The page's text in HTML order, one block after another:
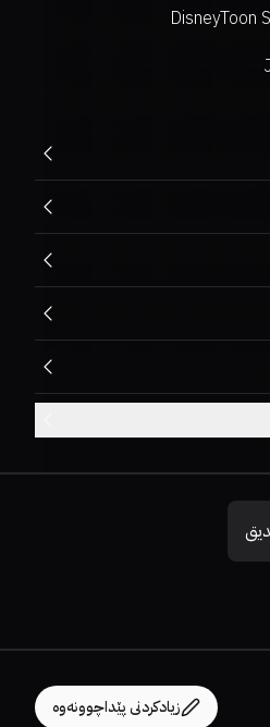
DisneyToon
زیادکردنی پێداچوونەوە